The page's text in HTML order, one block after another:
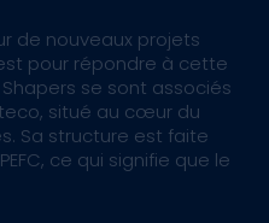
de nouveaux projets
pour répondre à cette
se sont associés
situé au cœur du
Sa structure est faite
ce qui signifie que le